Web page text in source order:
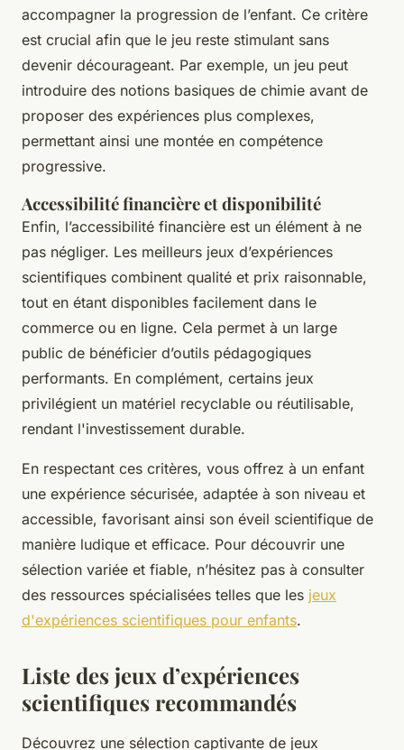
accompagner la progression de l’enfant. Ce critère
est crucial afin que le jeu reste stimulant sans
devenir décourageant. Par exemple, un jeu peut
introduire des notions basiques de chimie avant de
proposer des expériences plus complexes,
permettant ainsi une montée en compétence
progressive.
Accessibilité financière et disponibilité
Enfin, l’accessibilité financière est un élément à ne
pas négliger. Les meilleurs jeux d’expériences
scientifiques combinent qualité et prix raisonnable,
tout en étant disponibles facilement dans le
commerce ou en ligne. Cela permet à un large
public de bénéficier d’outils pédagogiques
performants. En complément, certains jeux
privilégient un matériel recyclable ou réutilisable,
rendant l'investissement durable.
En respectant ces critères, vous offrez à un enfant
une expérience sécurisée, adaptée à son niveau et
accessible, favorisant ainsi son éveil scientifique de
manière ludique et efficace. Pour découvrir une
sélection variée et fiable, n’hésitez pas à consulter
des ressources spécialisées telles que les jeux
d'expériences scientifiques pour enfants.
Liste des jeux d’expériences
scientifiques recommandés
Découvrez une sélection captivante de jeux